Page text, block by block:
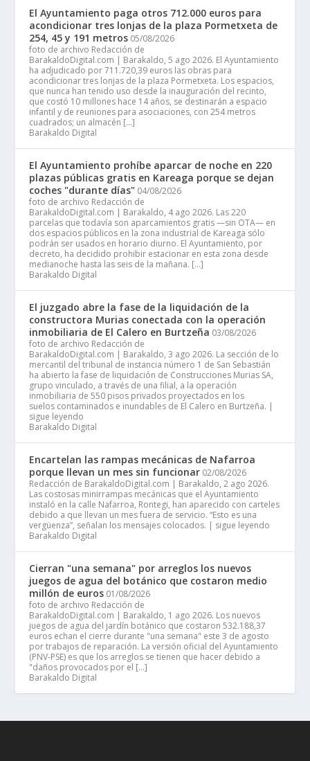
El Ayuntamiento paga otros 712.000 euros para
acondicionar tres lonjas de la plaza Pormetxeta de
254, 45 y 191 metros 05/08/2026
foto de archivo Redacción de
BarakaldoDigital.com | Barakaldo, 5 ago 2026. El Ayuntamiento
ha adjudicado por 711.720,39 euros las obras para
acondicionar tres lonjas de la plaza Pormetxeta. Los espacios,
que nunca han tenido uso desde la inauguración del recinto,
que costó 10 millones hace 14 años, se destinarán a espacio
infantil y de reuniones para asociaciones, con 254 metros
cuadrados; un almacén […]
Barakaldo Digital
El Ayuntamiento prohíbe aparcar de noche en 220
plazas públicas gratis en Kareaga porque se dejan
coches "durante días" 04/08/2026
foto de archivo Redacción de
BarakaldoDigital.com | Barakaldo, 4 ago 2026. Las 220
parcelas que todavía son aparcamientos gratis —sin OTA— en
dos espacios públicos en la zona industrial de Kareaga sólo
podrán ser usados en horario diurno. El Ayuntamiento, por
decreto, ha decidido prohibir estacionar en esta zona desde
medianoche hasta las seis de la mañana. […]
Barakaldo Digital
El juzgado abre la fase de la liquidación de la
constructora Murias conectada con la operación
inmobiliaria de El Calero en Burtzeña 03/08/2026
foto de archivo Redacción de
BarakaldoDigital.com | Barakaldo, 3 ago 2026. La sección de lo
mercantil del tribunal de instancia número 1 de San Sebastián
ha abierto la fase de liquidación de Construcciones Murias SA,
grupo vinculado, a través de una filial, a la operación
inmobiliaria de 550 pisos privados proyectados en los
suelos contaminados e inundables de El Calero en Burtzeña. |
sigue leyendo
Barakaldo Digital
Encartelan las rampas mecánicas de Nafarroa
porque llevan un mes sin funcionar 02/08/2026
Redacción de BarakaldoDigital.com | Barakaldo, 2 ago 2026.
Las costosas minirrampas mecánicas que el Ayuntamiento
instaló en la calle Nafarroa, Rontegi, han aparecido con carteles
debido a que llevan un mes fuera de servicio. “Esto es una
vergüenza”, señalan los mensajes colocados. | sigue leyendo
Barakaldo Digital
Cierran "una semana" por arreglos los nuevos
juegos de agua del botánico que costaron medio
millón de euros 01/08/2026
foto de archivo Redacción de
BarakaldoDigital.com | Barakaldo, 1 ago 2026. Los nuevos
juegos de agua del jardín botánico que costaron 532.188,37
euros echan el cierre durante "una semana" este 3 de agosto
por trabajos de reparación. La versión oficial del Ayuntamiento
(PNV-PSE) es que los arreglos se tienen que hacer debido a
"daños provocados por el […]
Barakaldo Digital